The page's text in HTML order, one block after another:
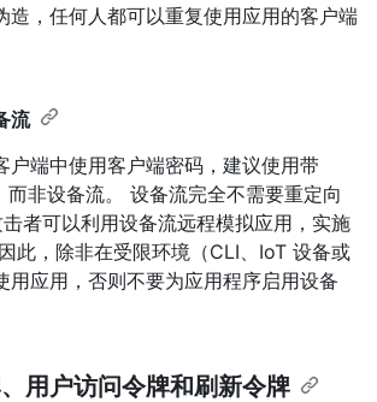
造，任何人都可以重复使用应用的客户端
流
户端中使用客户端密码，建议使用带
而非设备流。 设备流完全不需要重定向
者可以利用设备流远程模拟应用，实施
此，除非在受限环境（CLI、IoT 设备或
用应用，否则不要为应用程序启用设备
用户访问令牌和刷新令牌